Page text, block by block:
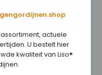
actuele
U bestelt hier
kwaliteit van Liso®